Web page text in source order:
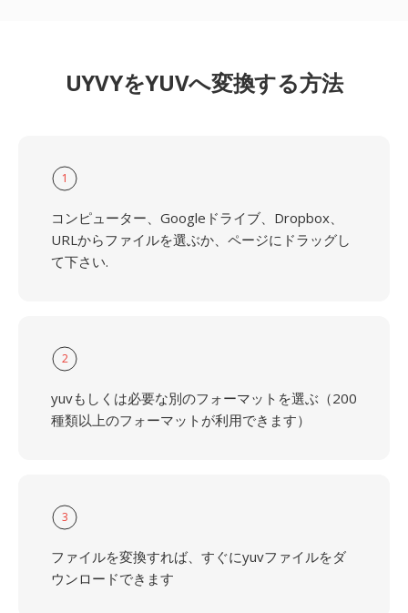
UYVYをYUVへ変換する方法
1
コンピューター、Googleドライブ、Dropbox、
URLからファイルを選ぶか、ページにドラッグし
て下さい.
2
yuvもしくは必要な別のフォーマットを選ぶ（200
種類以上のフォーマットが利用できます）
3
ファイルを変換すれば、すぐにyuvファイルをダ
ウンロードできます